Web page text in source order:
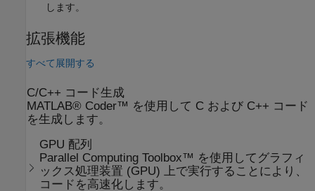
します。
拡張機能
すべて展開する
C/C++ コード生成
MATLAB® Coder™ を使用して C および C++ コード
を生成します。
GPU 配列
Parallel Computing Toolbox™ を使用してグラフィ
ックス処理装置 (GPU) 上で実行することにより、
コードを高速化します。